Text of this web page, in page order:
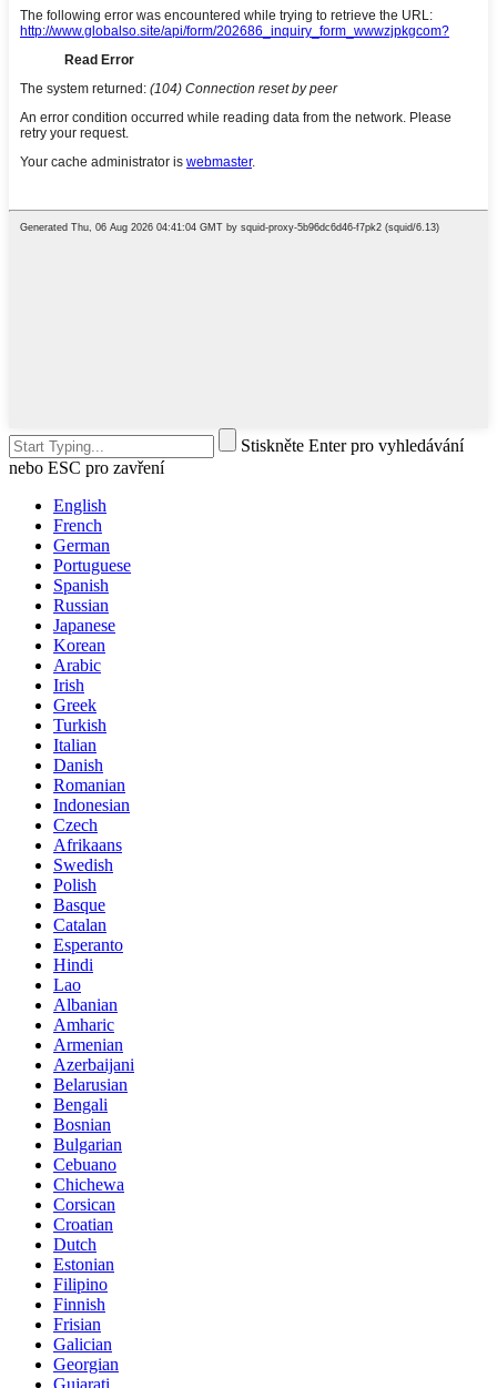
Stiskněte Enter pro vyhledávání
nebo ESC pro zavření
English
French
German
Portuguese
Spanish
Russian
Japanese
Korean
Arabic
Irish
Greek
Turkish
Italian
Danish
Romanian
Indonesian
Czech
Afrikaans
Swedish
Polish
Basque
Catalan
Esperanto
Hindi
Lao
Albanian
Amharic
Armenian
Azerbaijani
Belarusian
Bengali
Bosnian
Bulgarian
Cebuano
Chichewa
Corsican
Croatian
Dutch
Estonian
Filipino
Finnish
Frisian
Galician
Georgian
Gujarati